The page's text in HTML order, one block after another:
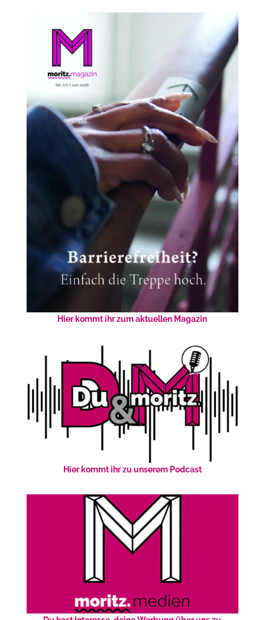
Hier kommt ihr zum aktuellen Magazin
Hier kommt ihr zu unserem Podcast